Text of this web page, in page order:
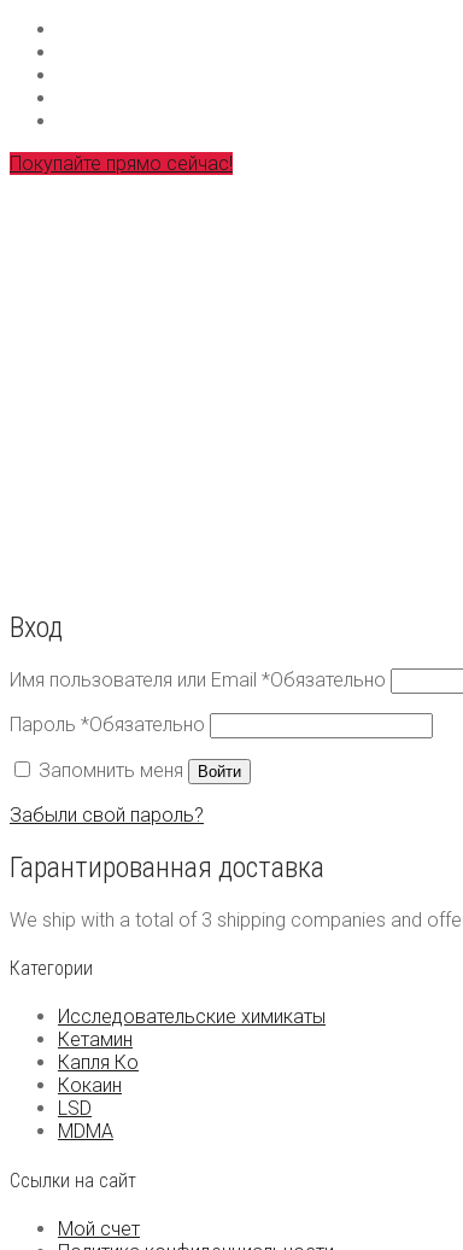
Покупайте прямо сейчас!
Вход
Имя пользователя или Email *Обязательно
Пароль *Обязательно
Запомнить меня
Войти
Забыли свой пароль?
Гарантированная доставка
We ship with a total of 3 shipping companies and
Категории
Исследовательские химикаты
Кетамин
Капля Ко
Кокаин
LSD
MDMA
Ссылки на сайт
Мой счет